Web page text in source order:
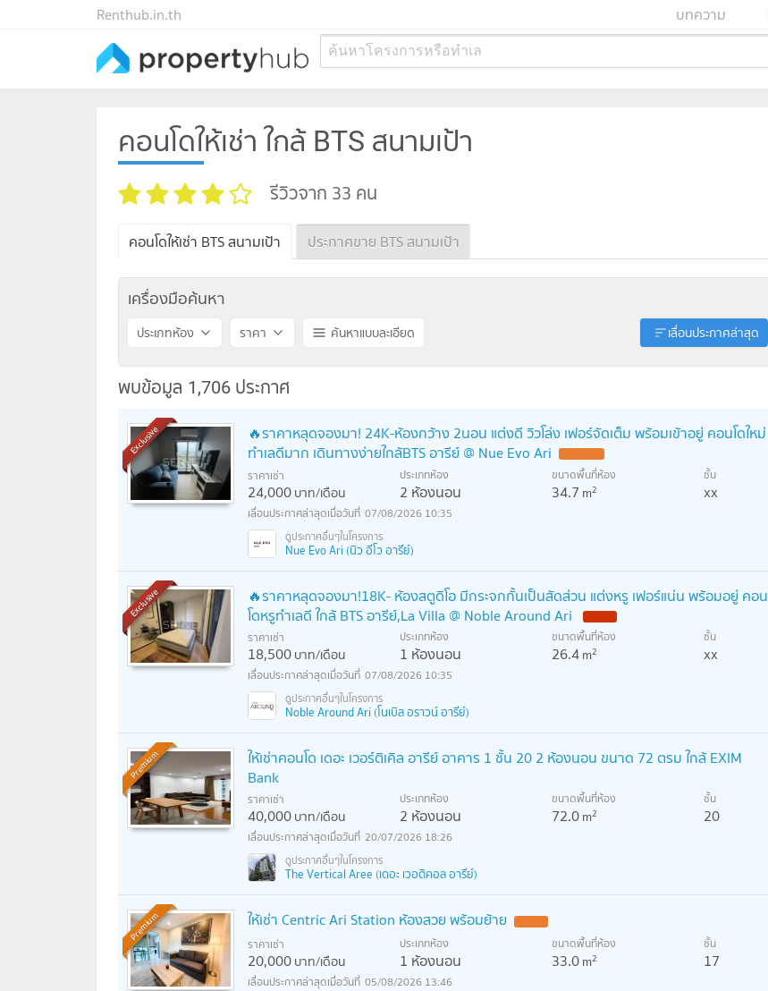
บทความ
Renthub.in.th
ค้นหาโครงการหรือทำเล
คอนโดให้เช่า ใกล้ BTS สนามเป้า
รีวิวจาก 33 คน
คอนโดให้เช่า BTS สนามเป้า ประกาศขาย BTS สนามเป้า
เครื่องมือค้นหา
ประเภทห้อง ราคา ค้นหาแบบละเอียด เลื่อนประกาศล่าสุด
พบข้อมูล 1,706 ประกาศ
Exclusive
🔥ราคาหลุดจองมา! 24K-ห้องกว้าง 2นอน แต่งดี วิวโล่ง เฟอร์จัดเต็ม พร้อมเข้าอยู่ คอนโดใหม่
ทำเลดีมาก เดินทางง่ายใกล้BTS อารีย์ @ Nue Evo Ari
ราคาเช่า
24,000บาท/เดือน
ประเภทห้อง
2 ห้องนอน
ขนาดพื้นที่ห้อง
34.7 m2
ชั้น
xx
07/08/2026 10:35
Nue Evo Ari (นิว อีโว อารีย์)
Exclusive
🔥ราคาหลุดจองมา!18K- ห้องสตูดิโอ มีกระจกกั้นเป็นสัดส่วน แต่งหรู เฟอร์แน่น พร้อมอยู่ คอน
โดหรูทำเลดี ใกล้ BTS อารีย์,La Villa @ Noble Around Ari
ราคาเช่า
18,500บาท/เดือน
ประเภทห้อง
1 ห้องนอน
ขนาดพื้นที่ห้อง
26.4m2
ชั้น
xx
07/08/2026 10:35
Noble Around Ari (โนเบิล อราวน์ อารีย์)
Premium
ให้เช่าคอนโด เดอะ เวอร์ติเคิล อารีย์ อาคาร 1 ชั้น 20 2 ห้องนอน ขนาด 72 ตรม ใกล้ EXIM
Bank
ราคาเช่า
40,000บาท/เดือน
ประเภทห้อง
2 ห้องนอน
ขนาดพื้นที่ห้อง
72.0m2
ชั้น
20
20/07/2026 18:26
The Vertical Aree (เดอะ เวอติคอล อารีย์)
Premium ให้เช่า Centric Ari Station ห้องสวย พร้อมย้าย
ราคาเช่า
20,000บาท/เดือน
ประเภทห้อง
1 ห้องนอน
ขนาดพื้นที่ห้อง
33.0m2
ชั้น
17
05/08/2026 13:46